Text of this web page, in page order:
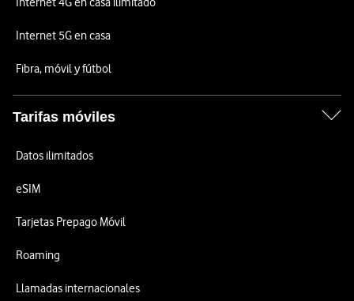
Internet 5G en casa
Fibra, móvil y fútbol
Tarifas móviles
Datos ilimitados
eSIM
Tarjetas Prepago Móvil
Roaming
Llamadas internacionales